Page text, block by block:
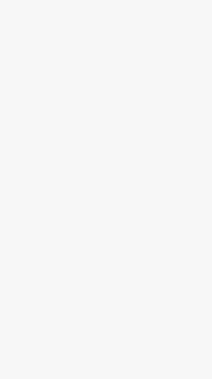
falleció un
de Bahía
vendrá
en gran parte